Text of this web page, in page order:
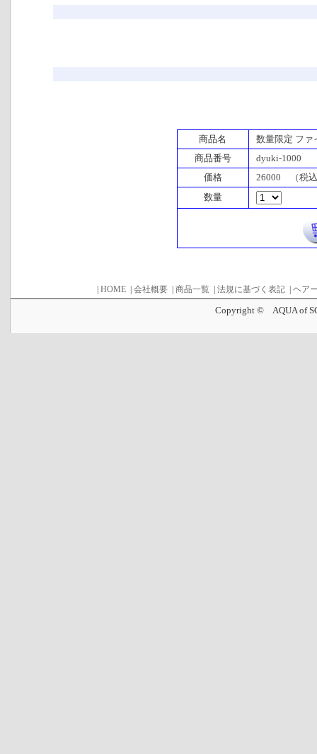
商品名
数量限定 フ
商品番号
dyuki-1000
価格
26000 （税
数量
HOME 会社概要 商品一覧 法規に基づく表記 ヘア
Copyright © AQUA of